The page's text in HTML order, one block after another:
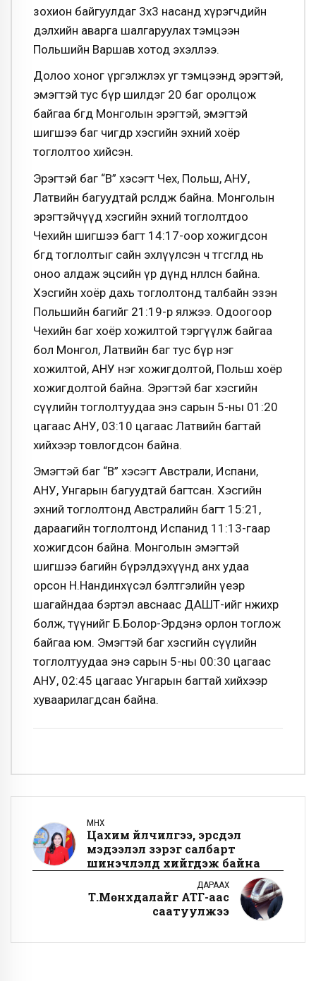
зохион байгуулдаг 3х3 насанд хүрэгчдийн
дэлхийн аварга шалгаруулах тэмцээн
Польшийн Варшав хотод эхэллээ.
Долоо хоног үргэлжлэх уг тэмцээнд эрэгтэй,
эмэгтэй тус бүр шилдэг 20 баг оролцож
байгаа бөгөөд Монголын эрэгтэй, эмэгтэй
шигшээ баг өчигдөр хэсгийн эхний хоёр
тоглолтоо хийсэн.
Эрэгтэй баг “В” хэсэгт Чех, Польш, АНУ,
Латвийн багуудтай өрсөлдөж байна. Монголын
эрэгтэйчүүд хэсгийн эхний тоглолтдоо
Чехийн шигшээ багт 14:17-оор хожигдсон
бөгөөд тоглолтыг сайн эхлүүлсэн ч төгсгөлд нь
оноо алдаж эцсийн үр дүнд нөлөөлсөн байна.
Хэсгийн хоёр дахь тоглолтонд талбайн эзэн
Польшийн багийг 21:19-өөр ялжээ. Одоогоор
Чехийн баг хоёр хожилтой тэргүүлж байгаа
бол Монгол, Латвийн баг тус бүр нэг
хожилтой, АНУ нэг хожигдолтой, Польш хоёр
хожигдолтой байна. Эрэгтэй баг хэсгийн
сүүлийн тоглолтуудаа энэ сарын 5-ны 01:20
цагаас АНУ, 03:10 цагаас Латвийн багтай
хийхээр товлогдсон байна.
Эмэгтэй баг “В” хэсэгт Австрали, Испани,
АНУ, Унгарын багуудтай багтсан. Хэсгийн
эхний тоглолтонд Австралийн багт 15:21,
дараагийн тоглолтонд Испанид 11:13-гаар
хожигдсон байна. Монголын эмэгтэй
шигшээ багийн бүрэлдэхүүнд анх удаа
орсон Н.Нандинхүсэл бэлтгэлийн үеэр
шагайндаа бэртэл авснаас ДАШТ-ийг өнжихөөр
болж, түүнийг Б.Болор-Эрдэнэ орлон тоглож
байгаа юм. Эмэгтэй баг хэсгийн сүүлийн
тоглолтуудаа энэ сарын 5-ны 00:30 цагаас
АНУ, 02:45 цагаас Унгарын багтай хийхээр
хуваарилагдсан байна.
ӨМНӨХ
Цахим үйлчилгээ, эрсдэл
мэдээлэл зэрэг салбарт
шинэчлэлүүд хийгдэж байна
ДАРААХ
Т.Мөнхдалайг АТГ-аас
саатуулжээ